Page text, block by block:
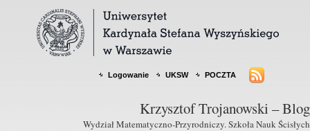
Logowanie UKSW POCZTA
Krzysztof Trojanowski – Blog
Wydział Matematyczno-Przyrodniczy. Szkoła Nauk Ścisłych